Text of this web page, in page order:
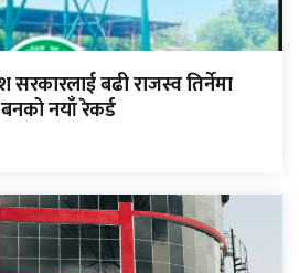
सरकारलाई बढी राजस्व तिर्नेमा
नयाँ रेकर्ड